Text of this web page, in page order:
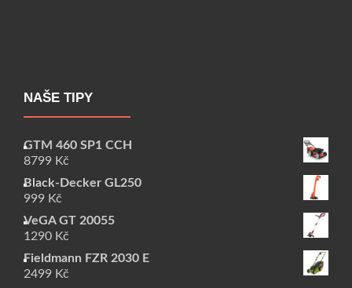
NAŠE TIPY
GTM 460 SP1 CCH
8799 Kč
Black-Decker GL250
999 Kč
VeGA GT 20055
1290 Kč
Fieldmann FZR 2030 E
2499 Kč